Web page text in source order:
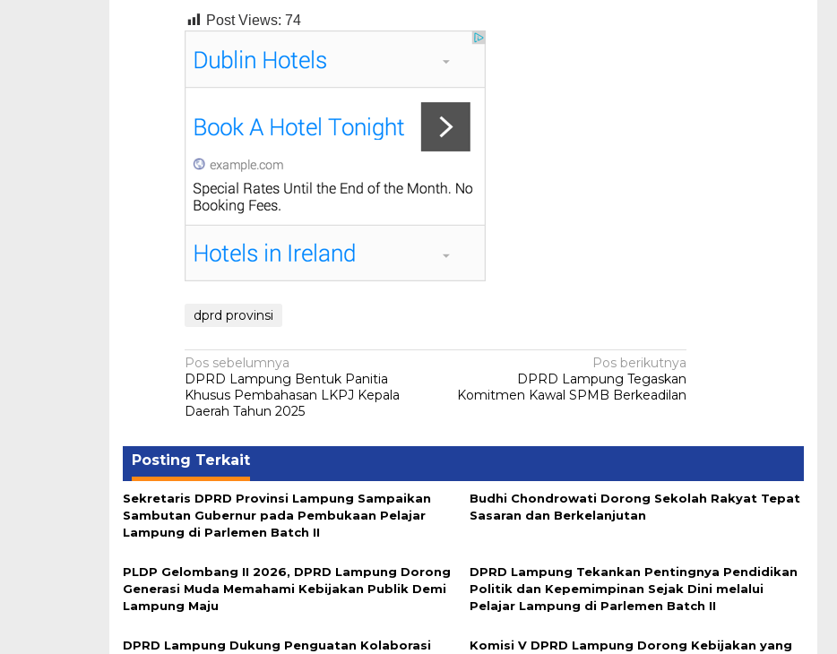
Post Views: 74
dprd provinsi
Navigasi
pos
Pos sebelumnya
DPRD Lampung Bentuk Panitia
Khusus Pembahasan LKPJ Kepala
Daerah Tahun 2025
Pos berikutnya
DPRD Lampung Tegaskan
Komitmen Kawal SPMB Berkeadilan
Posting Terkait
Sekretaris DPRD Provinsi Lampung Sampaikan
Sambutan Gubernur pada Pembukaan Pelajar
Lampung di Parlemen Batch II
Budhi Chondrowati Dorong Sekolah Rakyat Tepat
Sasaran dan Berkelanjutan
PLDP Gelombang II 2026, DPRD Lampung Dorong
Generasi Muda Memahami Kebijakan Publik Demi
Lampung Maju
DPRD Lampung Tekankan Pentingnya Pendidikan
Politik dan Kepemimpinan Sejak Dini melalui
Pelajar Lampung di Parlemen Batch II
DPRD Lampung Dukung Penguatan Kolaborasi Komisi V DPRD Lampung Dorong Kebijakan yang